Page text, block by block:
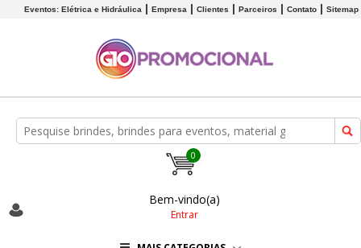
Eventos: Elétrica e Hidráulica Empresa Clientes Parceiros Contato Sitemap
0
Bem-vindo(a)
Entrar